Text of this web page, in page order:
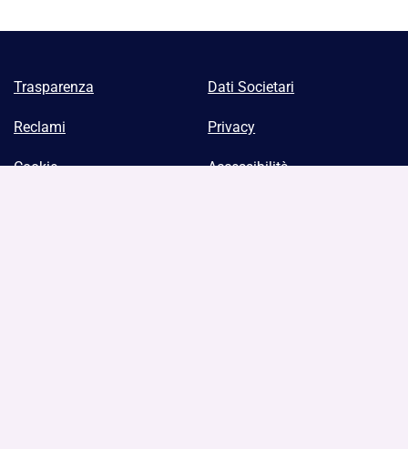
Trasparenza Dati Societari
Reclami Privacy
Cookie Accessibilità